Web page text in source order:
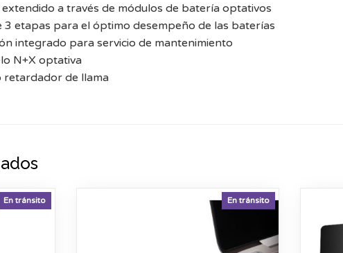
extendido a través de módulos de batería optativos
3 etapas para el óptimo desempeño de las baterías
integrado para servicio de mantenimiento
N+X optativa
retardador de llama
En tránsito En tránsito